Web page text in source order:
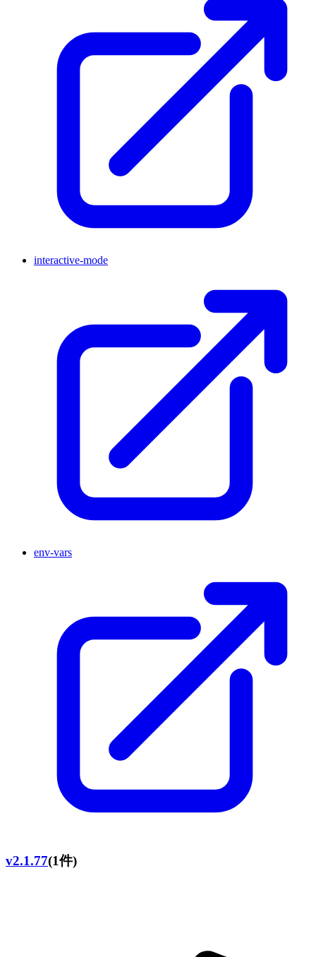
interactive-mode
env-vars
v2.1.77(1件)